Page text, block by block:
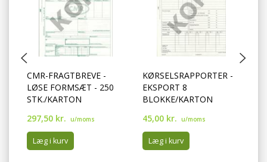
CMR-FRAGTBREVE -
LØSE FORMSÆT - 250
STK./KARTON
297,50 kr.
u/moms
Læg i kurv
KØRSELSRAPPORTER -
EKSPORT 8
BLOKKE/KARTON
45,00 kr.
u/moms
Læg i kurv